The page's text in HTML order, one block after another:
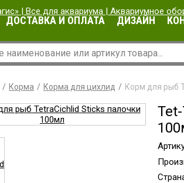
ДОСТАВКА И ОПЛАТА ДИЗАЙН
Корма Корма для цихлид Корм для рыб